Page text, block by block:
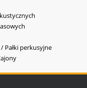
Pałki perkusyjne